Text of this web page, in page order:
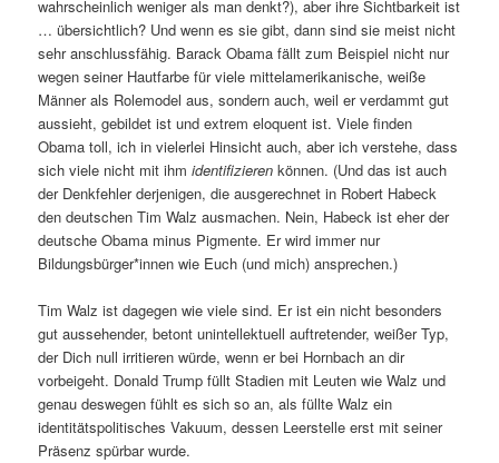
wahrscheinlich weniger als man denkt?), aber ihre Sichtbarkeit ist
… übersichtlich? Und wenn es sie gibt, dann sind sie meist nicht
sehr anschlussfähig. Barack Obama fällt zum Beispiel nicht nur
wegen seiner Hautfarbe für viele mittelamerikanische, weiße
Männer als Rolemodel aus, sondern auch, weil er verdammt gut
aussieht, gebildet ist und extrem eloquent ist. Viele finden
Obama toll, ich in vielerlei Hinsicht auch, aber ich verstehe, dass
sich viele nicht mit ihmidentifizieren können. (Und das ist auch
der Denkfehler derjenigen, die ausgerechnet in Robert Habeck
den deutschen Tim Walz ausmachen. Nein, Habeck ist eher der
deutsche Obama minus Pigmente. Er wird immer nur
Bildungsbürger*innen wie Euch (und mich) ansprechen.)
Tim Walz ist dagegen wie viele sind. Er ist ein nicht besonders
gut aussehender, betont unintellektuell auftretender, weißer Typ,
der Dich null irritieren würde, wenn er bei Hornbach an dir
vorbeigeht. Donald Trump füllt Stadien mit Leuten wie Walz und
genau deswegen fühlt es sich so an, als füllte Walz ein
identitätspolitisches Vakuum, dessen Leerstelle erst mit seiner
Präsenz spürbar wurde.